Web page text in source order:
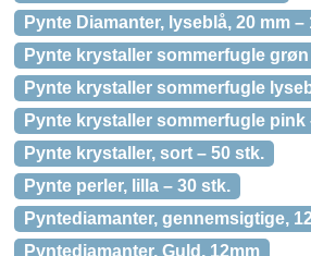
Pynte Diamanter, lyseblå, 20 mm –
Pynte krystaller sommerfugle grøn
Pynte krystaller sommerfugle
Pynte krystaller sommerfugle pink
Pynte krystaller, sort – 50 stk.
Pynte perler, lilla – 30 stk.
Pyntediamanter, gennemsigtige,
Pyntediamanter, Guld, 12mm